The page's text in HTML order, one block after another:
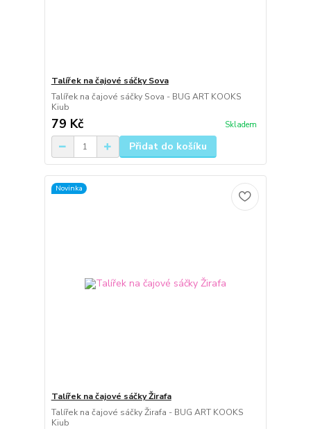
Talířek na čajové sáčky Sova
Talířek na čajové sáčky Sova - BUG ART KOOKS
Kiub
79 Kč Skladem
Přidat do košíku
Novinka
Talířek na čajové sáčky Žirafa
Talířek na čajové sáčky Žirafa - BUG ART KOOKS
Kiub